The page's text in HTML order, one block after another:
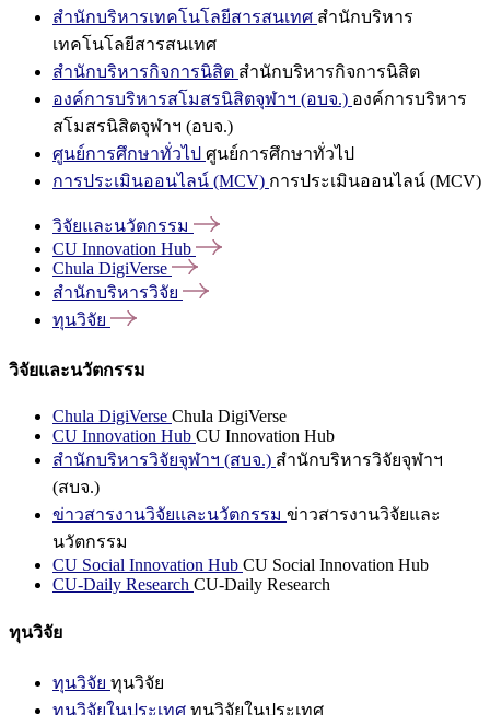
สำนักบริหารเทคโนโลยีสารสนเทศ สำนักบริหาร
เทคโนโลยีสารสนเทศ
สำนักบริหารกิจการนิสิต สำนักบริหารกิจการนิสิต
องค์การบริหารสโมสรนิสิตจุฬาฯ (อบจ.) องค์การบริหาร
สโมสรนิสิตจุฬาฯ (อบจ.)
ศูนย์การศึกษาทั่วไป ศูนย์การศึกษาทั่วไป
การประเมินออนไลน์ (MCV) การประเมินออนไลน์ (MCV)
วิจัยและนวัตกรรม
CU Innovation Hub
Chula DigiVerse
สำนักบริหารวิจัย
ทุนวิจัย
วิจัยและนวัตกรรม
Chula DigiVerse Chula DigiVerse
CU Innovation Hub CU Innovation Hub
สำนักบริหารวิจัยจุฬาฯ (สบจ.) สำนักบริหารวิจัยจุฬาฯ
(สบจ.)
ข่าวสารงานวิจัยและนวัตกรรม ข่าวสารงานวิจัยและ
นวัตกรรม
CU Social Innovation Hub CU Social Innovation Hub
CU-Daily Research CU-Daily Research
ทุนวิจัย
ทุนวิจัย ทุนวิจัย
ทุนวิจัยในประเทศ ทุนวิจัยในประเทศ